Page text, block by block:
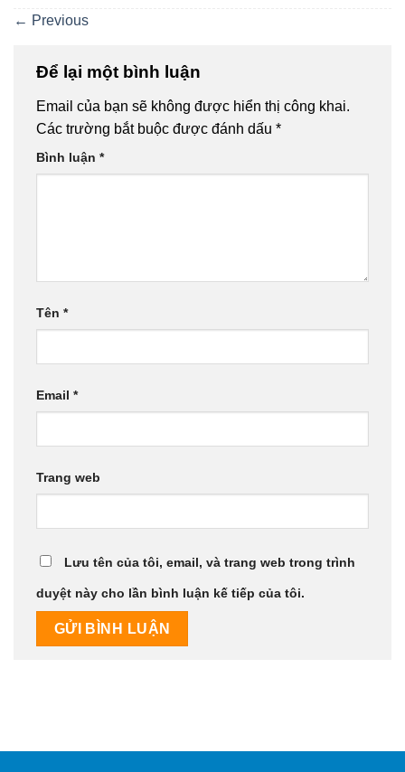
← Previous
Để lại một bình luận
Email của bạn sẽ không được hiển thị công khai.
Các trường bắt buộc được đánh dấu *
Bình luận *
Tên *
Email *
Trang web
Lưu tên của tôi, email, và trang web trong trình
duyệt này cho lần bình luận kế tiếp của tôi.